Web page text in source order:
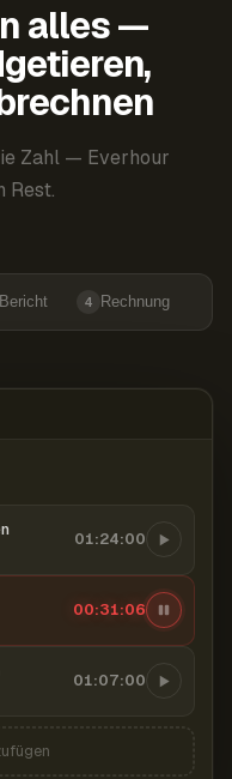
alles —
Zahl — Everhour
Rest.
Bericht 4 Rechnung
01:24:00
00:31:07
01:07:00